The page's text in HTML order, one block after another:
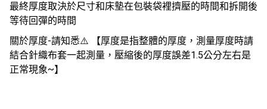
最終厚度取決於尺寸和床墊在包裝袋裡擠壓的時間和拆開後
等待回彈的時間
關於厚度-請知悉⚠️ 【厚度是指整體的厚度，測量厚度時請
結合針織布套一起測量，壓縮後的厚度誤差1.5公分左右是
正常現象~】